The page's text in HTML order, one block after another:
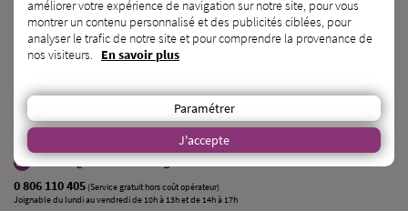
VOUS CONNAISSEZdesFUTURS MARIÉS ?
PARLEZ-LEUR DE NOUS !
CONTACT
MilleMercisMariage - Société M Pour Toujours :
contact@millemercismariage.com
0 806 110 405 (Service gratuit hors coût opérateur)
Joignable du lundi au vendredi de 10h à 13h et de 14h à 17h
améliorer votre expérience de navigation sur notre site, pour vous
montrer un contenu personnalisé et des publicités ciblées, pour
analyser le trafic de notre site et pour comprendre la provenance de
nos visiteurs. En savoir plus
Paramétrer
J'accepte